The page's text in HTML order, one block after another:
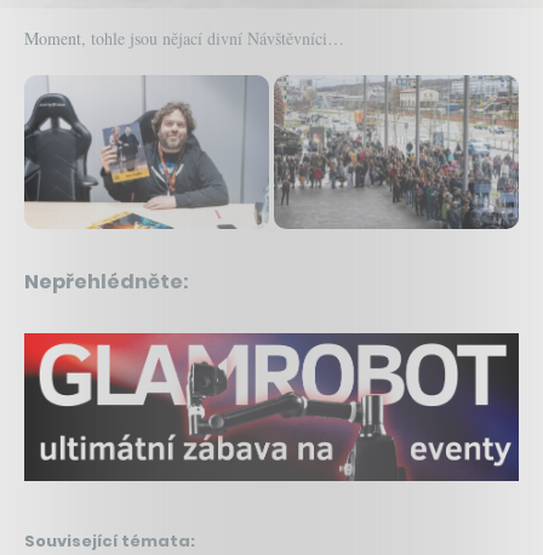
Moment, tohle jsou nějací divní Návštěvníci…
Nepřehlédněte:
Související témata: